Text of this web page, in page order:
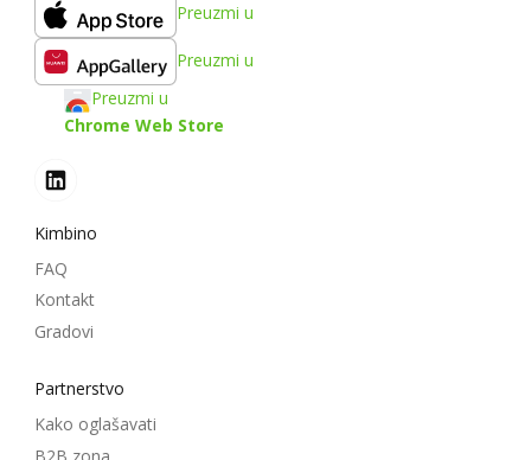
Preuzmi u
Preuzmi u
Preuzmi u
Chrome Web Store
Kimbino
FAQ
Kontakt
Gradovi
Partnerstvo
Kako oglašavati